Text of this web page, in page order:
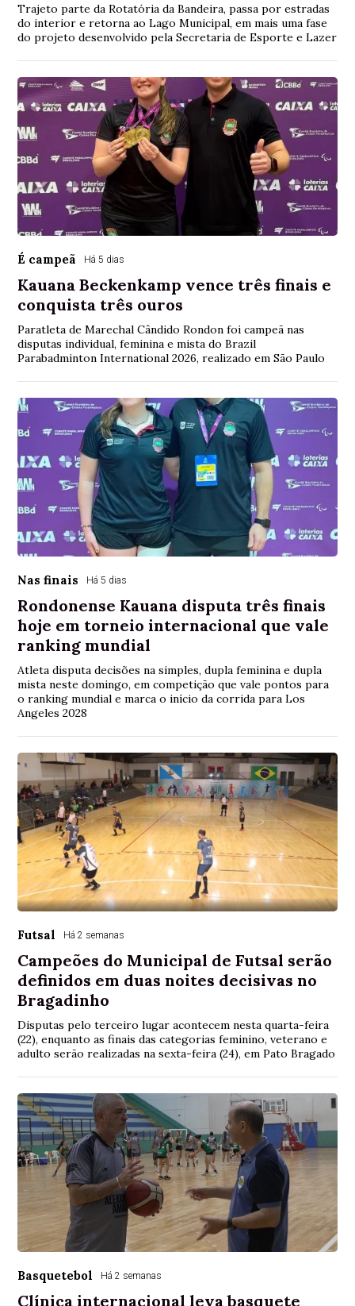
Trajeto parte da Rotatória da Bandeira, passa por estradas
do interior e retorna ao Lago Municipal, em mais uma fase
do projeto desenvolvido pela Secretaria de Esporte e Lazer
É campeã Há 5 dias
Kauana Beckenkamp vence três finais e
conquista três ouros
Paratleta de Marechal Cândido Rondon foi campeã nas
disputas individual, feminina e mista do Brazil
Parabadminton International 2026, realizado em São Paulo
Nas finais Há 5 dias
Rondonense Kauana disputa três finais
hoje em torneio internacional que vale
ranking mundial
Atleta disputa decisões na simples, dupla feminina e dupla
mista neste domingo, em competição que vale pontos para
o ranking mundial e marca o início da corrida para Los
Angeles 2028
Futsal Há 2 semanas
Campeões do Municipal de Futsal serão
definidos em duas noites decisivas no
Bragadinho
Disputas pelo terceiro lugar acontecem nesta quarta-feira
(22), enquanto as finais das categorias feminino, veterano e
adulto serão realizadas na sexta-feira (24), em Pato Bragado
Basquetebol Há 2 semanas
Clínica internacional leva basquete